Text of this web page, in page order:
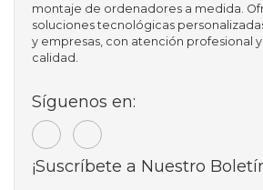
montaje de ordenadores a medida.
soluciones tecnológicas
y empresas, con atención profesional
calidad.
Síguenos en:
¡Suscríbete a Nuestro